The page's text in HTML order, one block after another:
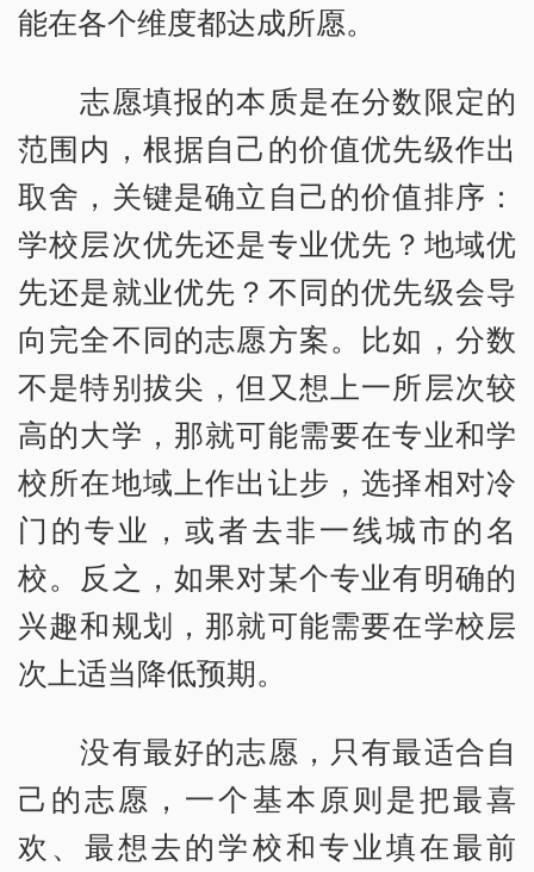
能在各个维度都达成所愿。
志愿填报的本质是在分数限定的
范围内，根据自己的价值优先级作出
取舍，关键是确立自己的价值排序：
学校层次优先还是专业优先？地域优
先还是就业优先？不同的优先级会导
向完全不同的志愿方案。比如，分数
不是特别拔尖，但又想上一所层次较
高的大学，那就可能需要在专业和学
校所在地域上作出让步，选择相对冷
门的专业，或者去非一线城市的名
校。反之，如果对某个专业有明确的
兴趣和规划，那就可能需要在学校层
次上适当降低预期。
没有最好的志愿，只有最适合自
己的志愿，一个基本原则是把最喜
欢、最想去的学校和专业填在最前